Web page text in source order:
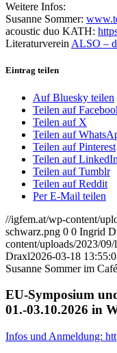
Weitere Infos:
Susanne Sommer:
acoustic duo KATH:
Literaturverein ALSO –
Eintrag teilen
Auf Bluesky teilen
Teilen auf
Teilen auf X
Teilen auf
Teilen auf Pinterest
Teilen auf LinkedIn
Teilen auf Tumblr
Teilen auf Reddit
Per E-Mail teilen
//igfem.at/wp-content/
schwarz.png 0 0 Ingrid
content/uploads/2023/
Draxl2026-03-18
Susanne Sommer im
EU-Symposium
01.-03.10.2026 in
Infos und Anmeldung: